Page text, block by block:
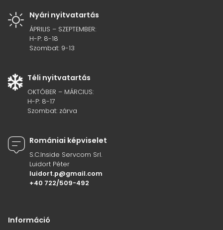
Nyári nyitvatartás
ÁPRILIS – SZEPTEMBER:
H-P: 8-18
Szombat: 9-13
Téli nyitvatartás
OKTÓBER – MÁRCIUS:
H-P: 8-17
Szombat: zárva
Romániai képviselet
S.C.Inside Servcom Srl.
Luidort Péter
luidort.p@gmail.com
+40 722/509-492
Információ